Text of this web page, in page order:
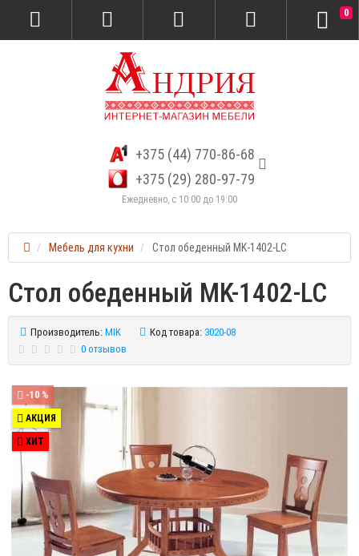
+375 (44) 770-86-68
+375 (29) 280-97-79
Ежедневно, с 10:00 до 19:00
0
Мебель для кухни Стол обеденный MK-1402-LC
Стол обеденный MK-1402-LC
Производитель: MIK Код товара: 3020-08
0 отзывов
-10 %
АКЦИЯ
ХИТ